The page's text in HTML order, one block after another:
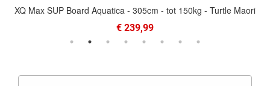
XQ Max SUP Board Aquatica - 305cm - tot 150kg - Turtle Maori
€ 239,99